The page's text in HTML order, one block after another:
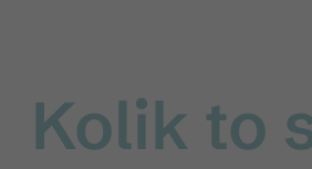
Kolik to